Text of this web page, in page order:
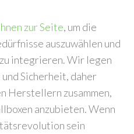
zur Seite, um die
auszuwählen und
integrieren. Wir legen
Sicherheit, daher
Herstellern zusammen,
anzubieten. Wenn
sein